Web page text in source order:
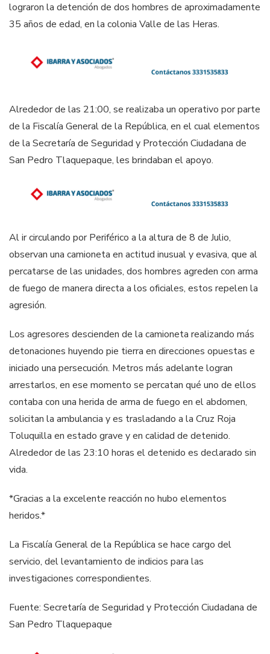
lograron la detención de dos hombres de aproximadamente
35 años de edad, en la colonia Valle de las Heras.
Alrededor de las 21:00, se realizaba un operativo por parte
de la Fiscalía General de la República, en el cual elementos
de la Secretaría de Seguridad y Protección Ciudadana de
San Pedro Tlaquepaque, les brindaban el apoyo.
Al ir circulando por Periférico a la altura de 8 de Julio,
observan una camioneta en actitud inusual y evasiva, que al
percatarse de las unidades, dos hombres agreden con arma
de fuego de manera directa a los oficiales, estos repelen la
agresión.
Los agresores descienden de la camioneta realizando más
detonaciones huyendo pie tierra en direcciones opuestas e
iniciado una persecución. Metros más adelante logran
arrestarlos, en ese momento se percatan qué uno de ellos
contaba con una herida de arma de fuego en el abdomen,
solicitan la ambulancia y es trasladando a la Cruz Roja
Toluquilla en estado grave y en calidad de detenido.
Alrededor de las 23:10 horas el detenido es declarado sin
vida.
*Gracias a la excelente reacción no hubo elementos
heridos.*
La Fiscalía General de la República se hace cargo del
servicio, del levantamiento de indicios para las
investigaciones correspondientes.
Fuente: Secretaría de Seguridad y Protección Ciudadana de
San Pedro Tlaquepaque